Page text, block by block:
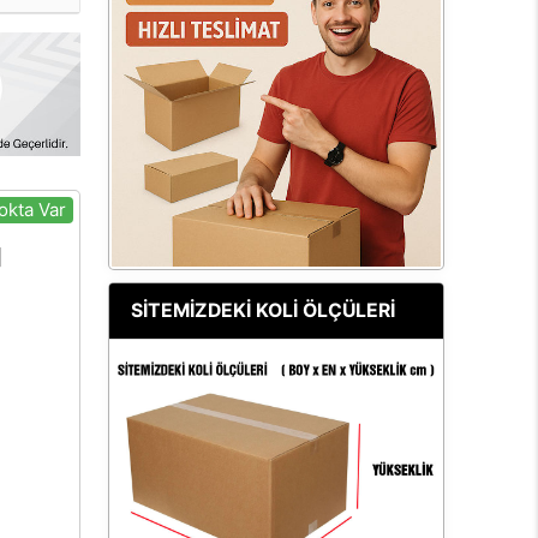
Var
SİTEMİZDEKİ KOLİ ÖLÇÜLERİ